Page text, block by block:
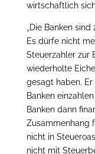
wirtschaftlich
„Die Banken
Es dürfe nicht
Steuerzahler zur
wiederholte
gesagt haben. Er
Banken
Banken dann
Zusammenhang
nicht in
nicht mit